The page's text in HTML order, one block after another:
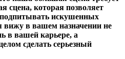
сцена, которая позволяет
подпитывать искушенных
вижу в вашем назначении не
в вашей карьере, а
сделать серьезный